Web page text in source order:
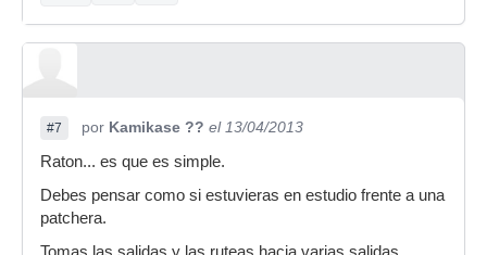
#7 por Kamikase ?? el 13/04/2013
Raton... es que es simple.
Debes pensar como si estuvieras en estudio frente a una
patchera.
Tomas las salidas y las ruteas hacia varias salidas